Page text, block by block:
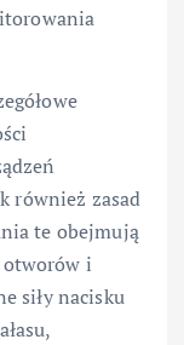
również zasad
te obejmują
i
siły nacisku